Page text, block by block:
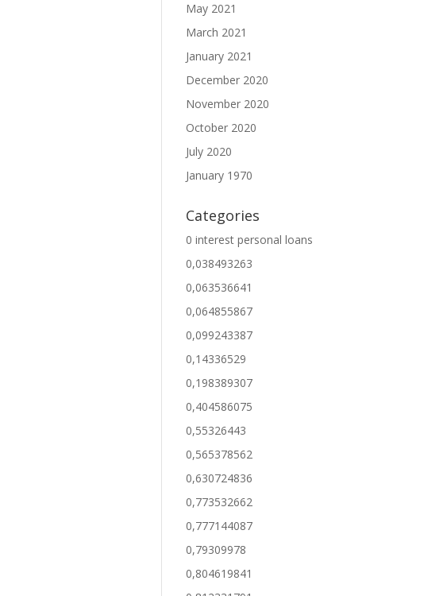
May 2021
March 2021
January 2021
December 2020
November 2020
October 2020
July 2020
January 1970
Categories
0 interest personal loans
0,038493263
0,063536641
0,064855867
0,099243387
0,14336529
0,198389307
0,404586075
0,55326443
0,565378562
0,630724836
0,773532662
0,777144087
0,79309978
0,804619841